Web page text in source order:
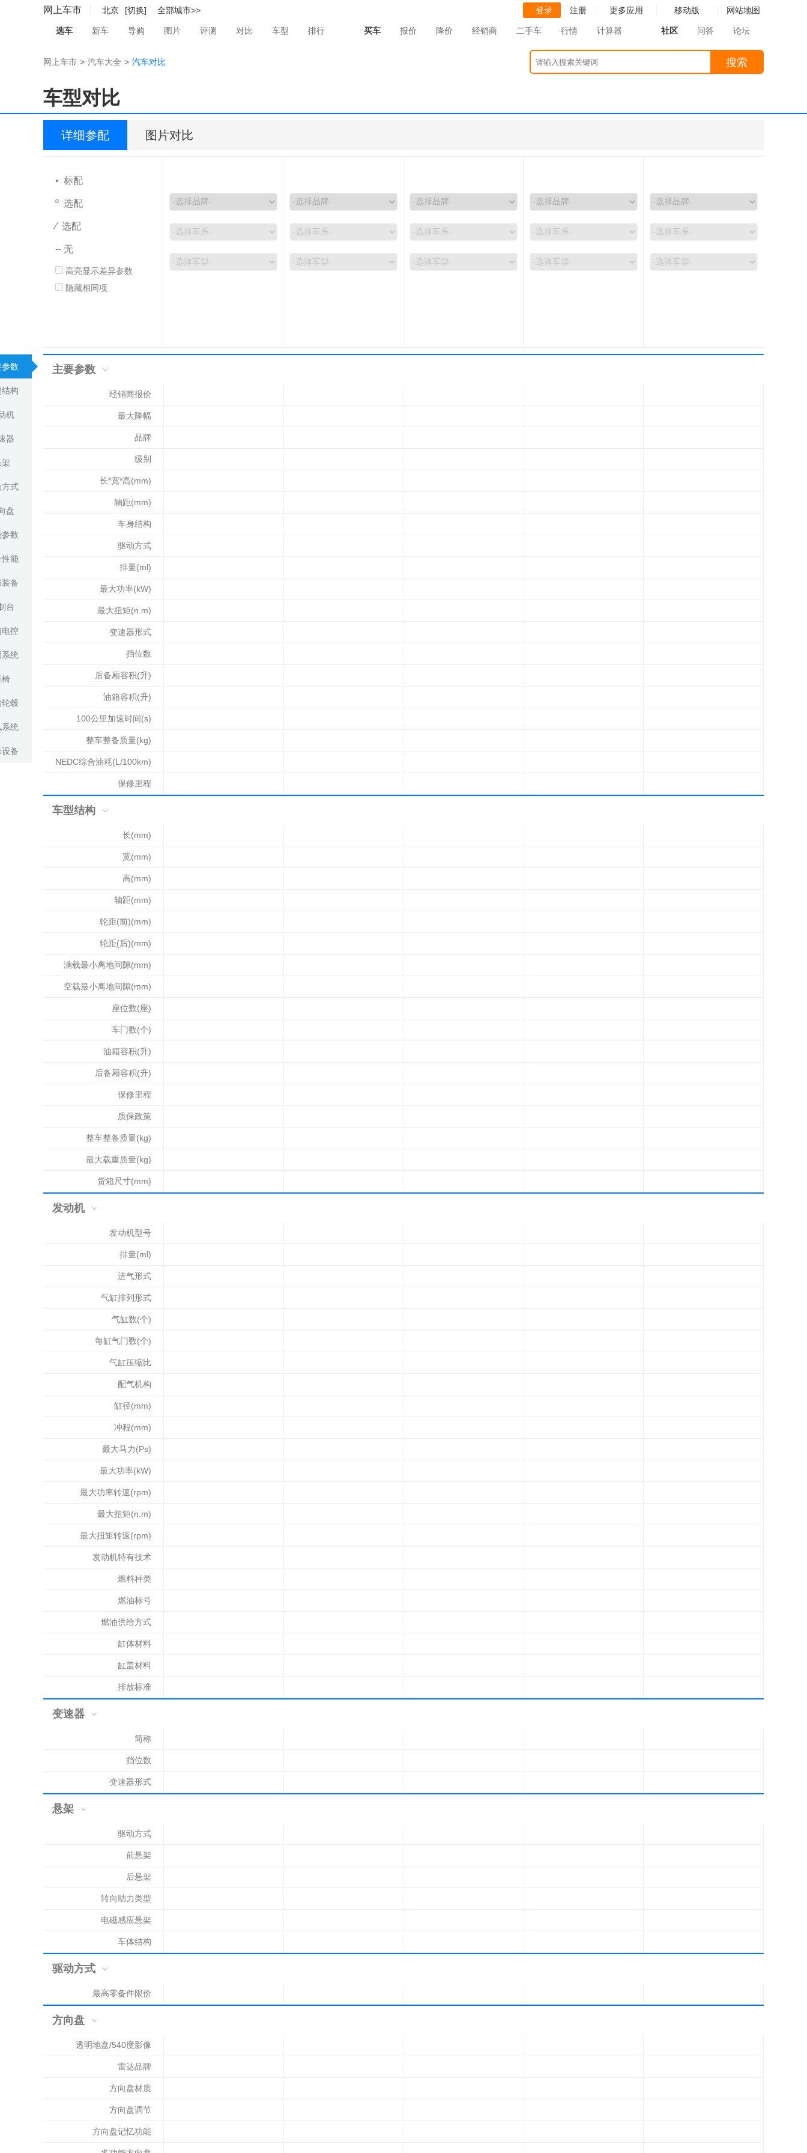
网上车市 北京 [切换] 全部城市>> 登录 注册 更多应用 移动版 网站地图
选车 新车 导购 图片 评测 对比 车型 排行 买车 报价 降价 经销商 二手车 行情 计算器 社区 问答 论坛
网上车市 > 汽车大全 > 汽车对比
请输入搜索关
键词搜索
车型对比
数
构
机
器
式
盘
数
能
备
台
控
统
毂
统
备
详细参配 图片对比
• 标配
º 选配
⁄ 选配
-- 无
高亮显示差异参数
隐藏相同项
主要参数
经销商报价
最大降幅
品牌
级别
长*宽*高(mm)
轴距(mm)
车身结构
驱动方式
排量(ml)
最大功率(kW)
最大扭矩(n.m)
变速器形式
挡位数
后备厢容积(升)
油箱容积(升)
100公里加速时间(s)
整车整备质量(kg)
NEDC综合油耗(L/100km)
保修里程
车型结构
长(mm)
宽(mm)
高(mm)
轴距(mm)
轮距(前)(mm)
轮距(后)(mm)
满载最小离地间隙(mm)
空载最小离地间隙(mm)
座位数(座)
车门数(个)
油箱容积(升)
后备厢容积(升)
保修里程
质保政策
整车整备质量(kg)
最大载重质量(kg)
货箱尺寸(mm)
发动机
发动机型号
排量(ml)
进气形式
气缸排列形式
气缸数(个)
每缸气门数(个)
气缸压缩比
配气机构
缸径(mm)
冲程(mm)
最大马力(Ps)
最大功率(kW)
最大功率转速(rpm)
最大扭矩(n.m)
最大扭矩转速(rpm)
发动机特有技术
燃料种类
燃油标号
燃油供给方式
缸体材料
缸盖材料
排放标准
变速器
简称
挡位数
变速器形式
悬架
驱动方式
前悬架
后悬架
转向助力类型
电磁感应悬架
车体结构
驱动方式
最高零备件限价
方向盘
透明地盘/540度影像
雷达品牌
方向盘材质
方向盘调节
方向盘记忆功能